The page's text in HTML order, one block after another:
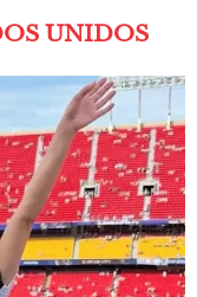
UNIDOS